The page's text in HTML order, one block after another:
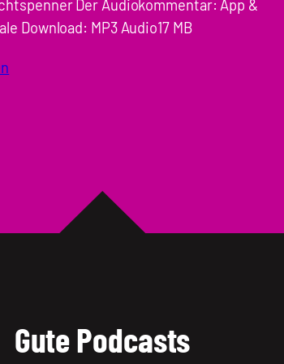
Der Audiokommentar: App &
Download: MP3 Audio17 MB
Gute Podcasts